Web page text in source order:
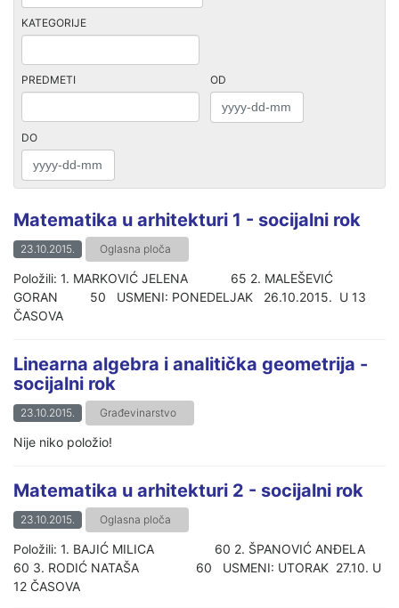
KATEGORIJE
PREDMETI OD
DO
Matematika u arhitekturi 1 - socijalni rok
23.10.2015. Oglasna ploča
Položili: 1. MARKOVIĆ JELENA 65 2. MALEŠEVIĆ
GORAN 50 USMENI: PONEDELJAK 26.10.2015. U 13
ČASOVA
Linearna algebra i analitička geometrija -
socijalni rok
23.10.2015. Građevinarstvo
Nije niko položio!
Matematika u arhitekturi 2 - socijalni rok
23.10.2015. Oglasna ploča
Položili: 1. BAJIĆ MILICA 60 2. ŠPANOVIĆ ANĐELA
60 3. RODIĆ NATAŠA 60 USMENI: UTORAK 27.10. U
12 ČASOVA